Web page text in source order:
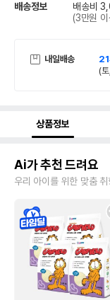
배송정보 배송비
(3만원
내일배송 21
(
상품정보
Ai가 추천 드려요
우리 아이를 위한 맞춤